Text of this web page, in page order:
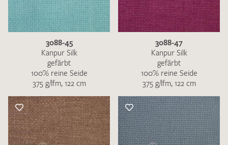
3088-45
Kanpur Silk
gefärbt
100% reine Seide
375 g/lfm, 122 cm
3088-47
Kanpur Silk
gefärbt
100% reine Seide
375 g/lfm, 122 cm